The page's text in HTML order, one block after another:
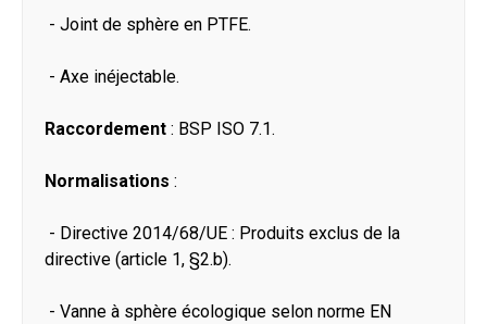
- Joint de sphère en PTFE.
- Axe inéjectable.
Raccordement : BSP ISO 7.1.
Normalisations :
- Directive 2014/68/UE : Produits exclus de la
directive (article 1, §2.b).
- Vanne à sphère écologique selon norme EN